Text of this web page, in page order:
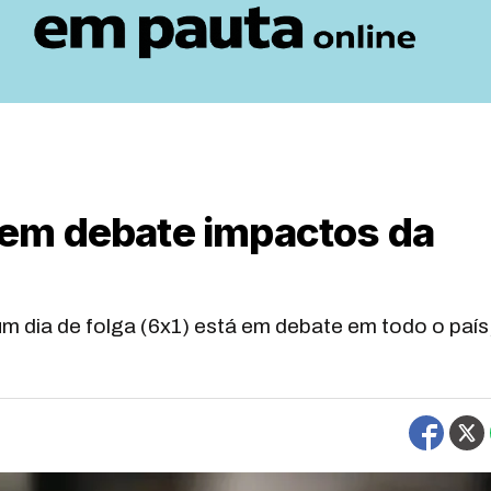
debate impactos da
dia de folga (6x1) está em debate em todo o